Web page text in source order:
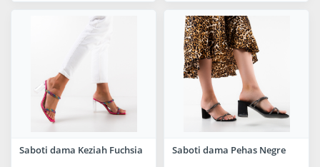
Saboti dama Keziah Fuchsia Saboti dama Pehas Negre